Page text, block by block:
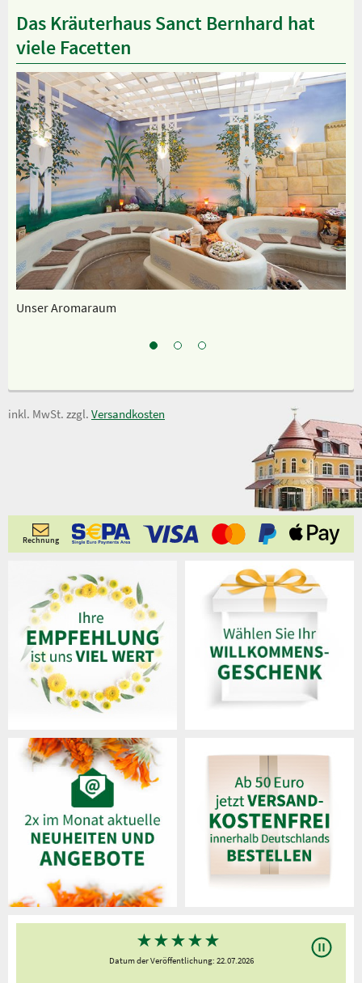
Das Kräuterhaus Sanct Bernhard hat
viele Facetten
Unser Aromaraum
inkl. MwSt. zzgl. Versandkosten
Rechnung
★★★★★
Datum der Veröffentlichung: 22.07.2026